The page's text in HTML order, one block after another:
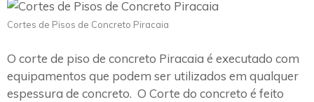
Cortes de Pisos de Concreto Piracaia
O corte de piso de concreto Piracaia é executado com
equipamentos que podem ser utilizados em qualquer
espessura de concreto. O Corte do concreto é feito